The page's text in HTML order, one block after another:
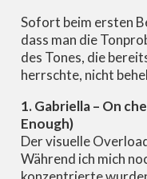
Sofort beim ersten
dass man die
des Tones, die
herrschte, nicht
1. Gabriella – On
Enough)
Der visuelle
Während ich mich